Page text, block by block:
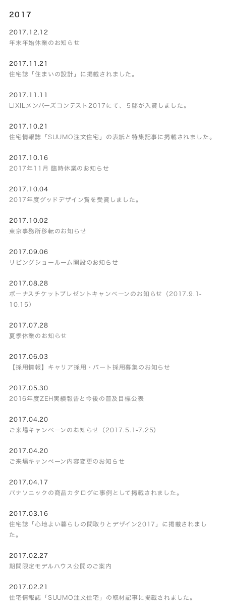
2017
2017.12.12
年末年始休業のお知らせ
2017.11.21
住宅誌「住まいの設計」に掲載されました。
2017.11.11
LIXILメンバーズコンテスト2017にて、５邸が入賞しました。
2017.10.21
住宅情報誌「SUUMO注文住宅」の表紙と特集記事に掲載されました。
2017.10.16
2017年11月 臨時休業のお知らせ
2017.10.04
2017年度グッドデザイン賞を受賞しました。
2017.10.02
東京事務所移転のお知らせ
2017.09.06
リビングショールーム開設のお知らせ
2017.08.28
ボーナスチケットプレゼントキャンペーンのお知らせ（2017.9.1-
10.15）
2017.07.28
夏季休業のお知らせ
2017.06.03
【採用情報】キャリア採用・パート採用募集のお知らせ
2017.05.30
2016年度ZEH実績報告と今後の普及目標公表
2017.04.20
ご来場キャンペーンのお知らせ（2017.5.1-7.25）
2017.04.20
ご来場キャンペーン内容変更のお知らせ
2017.04.17
パナソニックの商品カタログに事例として掲載されました。
2017.03.16
住宅誌「心地よい暮らしの間取りとデザイン2017」に掲載されまし
た。
2017.02.27
期間限定モデルハウス公開のご案内
2017.02.21
住宅情報誌「SUUMO注文住宅」の取材記事に掲載されました。